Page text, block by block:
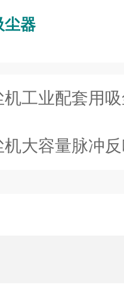
尘器
机工业配套用
机大容量脉冲